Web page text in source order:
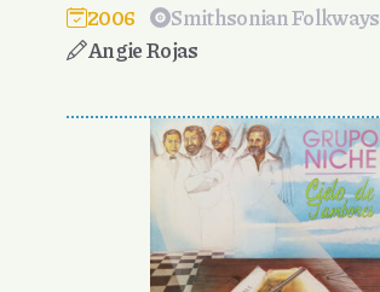
2006
Smithsonian Folkways
Angie Rojas